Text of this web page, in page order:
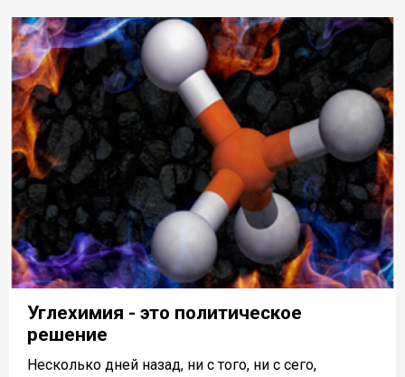
Углехимия - это политическое
решение
Несколько дней назад, ни с того, ни с сего,